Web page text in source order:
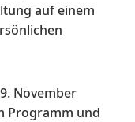
auf einem
November
Programm und